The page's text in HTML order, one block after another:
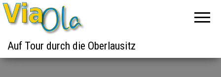
Auf Tour durch die Oberlausitz